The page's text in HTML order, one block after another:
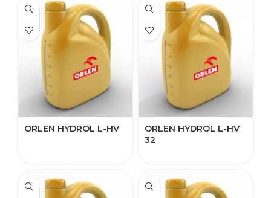
ORLEN HYDROL L-HV
ORLEN HYDROL L-HV
32